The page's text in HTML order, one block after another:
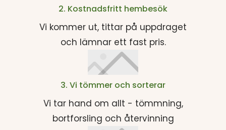
2. Kostnadsfritt hembesök
Vi kommer ut, tittar på uppdraget
och lämnar ett fast pris.
3. Vi tömmer och sorterar
Vi tar hand om allt - tömmning,
bortforsling och återvinning